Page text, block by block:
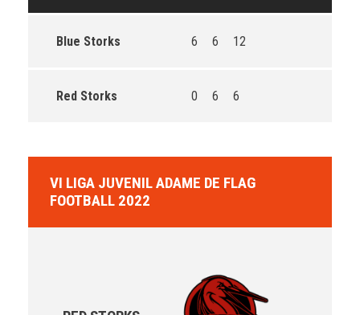
Blue Storks 6 6 12
Red Storks 0 6 6
VI LIGA JUVENIL ADAME DE FLAG
FOOTBALL 2022